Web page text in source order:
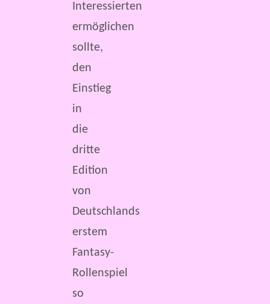
Interessierten
ermöglichen
sollte,
den
Einstieg
in
die
dritte
Edition
von
Deutschlands
erstem
Fantasy-
Rollenspiel
so